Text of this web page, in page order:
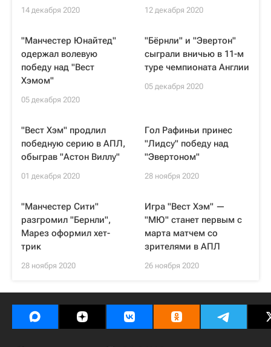
14 декабря 2020 12 декабря 2020
"Манчестер Юнайтед"
одержал волевую
победу над "Вест
Хэмом"
05 декабря 2020
"Бёрнли" и "Эвертон"
сыграли вничью в 11-м
туре чемпионата Англии
05 декабря 2020
"Вест Хэм" продлил
победную серию в АПЛ,
обыграв "Астон Виллу"
01 декабря 2020
Гол Рафиньи принес
"Лидсу" победу над
"Эвертоном"
28 ноября 2020
"Манчестер Сити"
разгромил "Бернли",
Марез оформил хет-
трик
28 ноября 2020
Игра "Вест Хэм" —
"МЮ" станет первым с
марта матчем со
зрителями в АПЛ
26 ноября 2020